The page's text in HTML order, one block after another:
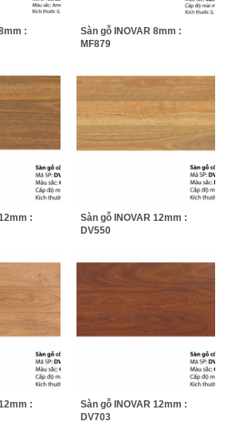
:
Sàn gỗ INOVAR 8mm :
MF879
:
Sàn gỗ INOVAR 12mm :
DV550
:
Sàn gỗ INOVAR 12mm :
DV703